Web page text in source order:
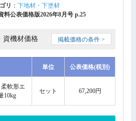
リ ： 下地材・下塗材
料公表価格版2026年8月号 p.25
資機材価格 掲載価格の条件 >
単位 公表価格(税別)
軟形エ
10kg
セット 67,200円